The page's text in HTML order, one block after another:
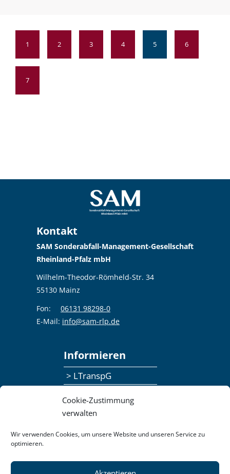
Cookie-Zustimmung
verwalten
Wir verwenden Cookies, um unsere Website und unseren Service zu
optimieren.
1 2 3 4 5 6
7
Kontakt
SAM Sonderabfall-Management-Gesellschaft
Rheinland-Pfalz mbH
Wilhelm-Theodor-Römheld-Str. 34
55130 Mainz
Fon:
06131 98298-0
E-Mail: info@sam-rlp.de
Informieren
> LTranspG
> Publikationen